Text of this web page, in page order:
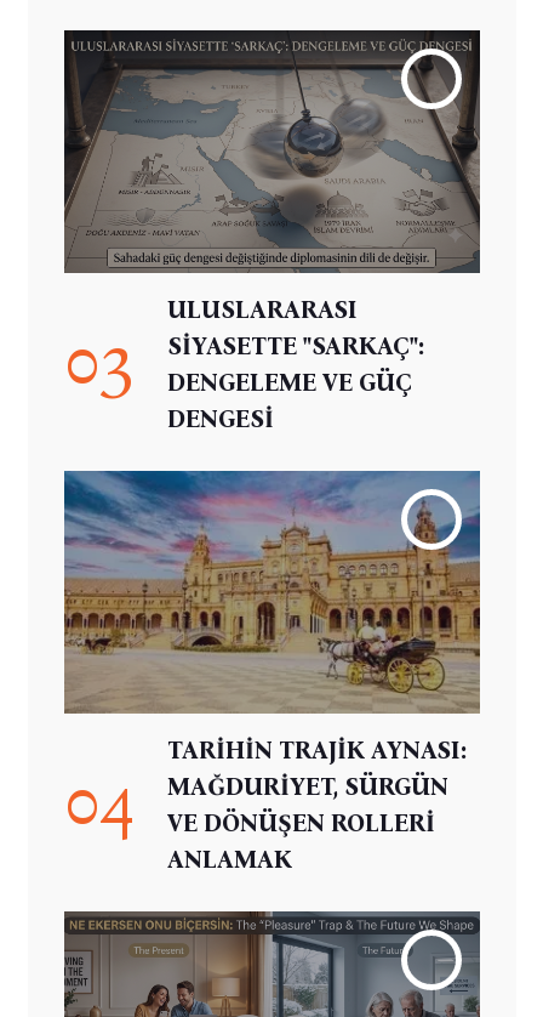
03
ULUSLARARASI
SİYASETTE "SARKAÇ":
DENGELEME VE GÜÇ
DENGESİ
04
TARİHİN TRAJİK AYNASI:
MAĞDURİYET, SÜRGÜN
VE DÖNÜŞEN ROLLERİ
ANLAMAK